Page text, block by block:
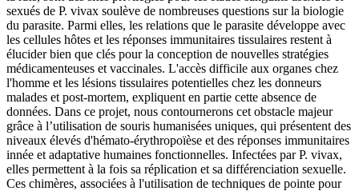
sexués de P. vivax soulève de nombreuses questions sur la biologie
du parasite. Parmi elles, les relations que le parasite développe avec
les cellules hôtes et les réponses immunitaires tissulaires restent à
élucider bien que clés pour la conception de nouvelles stratégies
médicamenteuses et vaccinales. L'accès difficile aux organes chez
l'homme et les lésions tissulaires potentielles chez les donneurs
malades et post-mortem, expliquent en partie cette absence de
données. Dans ce projet, nous contournerons cet obstacle majeur
grâce à l’utilisation de souris humanisées uniques, qui présentent des
niveaux élevés d'hémato-érythropoïèse et des réponses immunitaires
innée et adaptative humaines fonctionnelles. Infectées par P. vivax,
elles permettent à la fois sa réplication et sa différenciation sexuelle.
Ces chimères, associées à l'utilisation de techniques de pointe pour